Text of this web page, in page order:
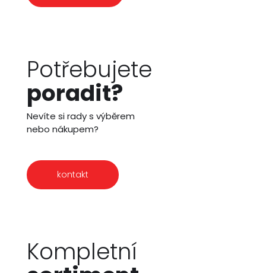
Potřebujete
poradit?
Nevíte si rady s výběrem
nebo nákupem?
kontakt
Kompletní